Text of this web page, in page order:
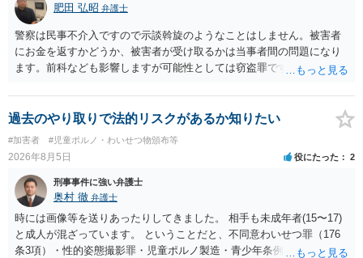
肥田 弘昭 弁護士
警察は民事不介入ですので示談斡旋のようなことはしません。被害者
にお金を返すかどうか、被害者が受け取るかは当事者間の問題になり
ます。前科なども影響しますが可能性としては窃盗罪ですので、逮捕
過去のやり取りで法的リスクがあるか知りたい
#加害者 #児童ポルノ・わいせつ物頒布等
2026年8月5日 役にたった 2
刑事事件に強い弁護士
奥村 徹 弁護士
時には画像等を送りあったりしてきました。 相手も未成年者(15〜17)
と成人が混ざっています。 ということだと、不同意わいせつ罪（176
条3項）・性的姿態撮影罪・児童ポルノ製造・青少年条例違反（わいせ